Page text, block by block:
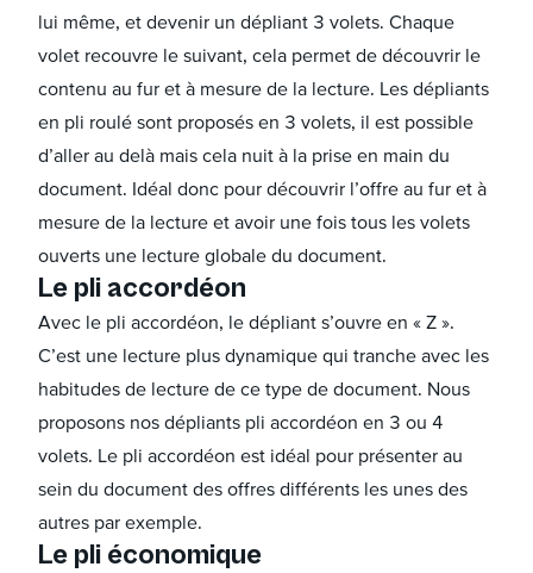
lui même, et devenir un dépliant 3 volets. Chaque
volet recouvre le suivant, cela permet de découvrir le
contenu au fur et à mesure de la lecture. Les dépliants
en pli roulé sont proposés en 3 volets, il est possible
d’aller au delà mais cela nuit à la prise en main du
document. Idéal donc pour découvrir l’offre au fur et à
mesure de la lecture et avoir une fois tous les volets
ouverts une lecture globale du document.
Le pli accordéon
Avec le pli accordéon, le dépliant s’ouvre en « Z ».
C’est une lecture plus dynamique qui tranche avec les
habitudes de lecture de ce type de document. Nous
proposons nos dépliants pli accordéon en 3 ou 4
volets. Le pli accordéon est idéal pour présenter au
sein du document des offres différents les unes des
autres par exemple.
Le pli économique